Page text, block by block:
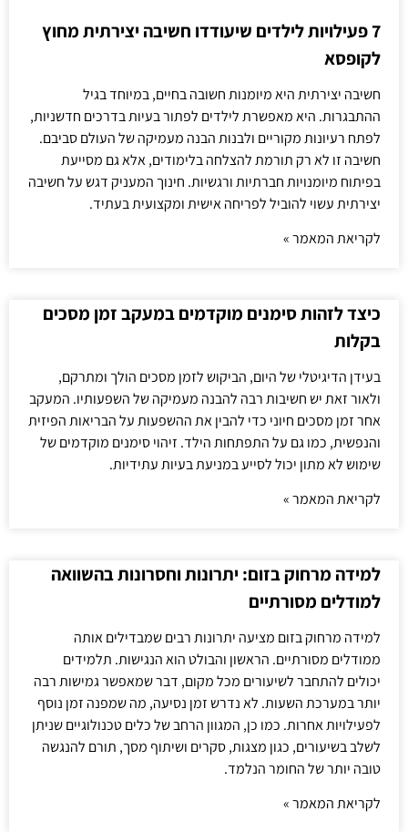
7 פעילויות לילדים שיעודדו חשיבה יצירתית מחוץ
לקופסא
חשיבה יצירתית היא מיומנות חשובה בחיים, במיוחד בגיל
ההתבגרות. היא מאפשרת לילדים לפתור בעיות בדרכים חדשניות,
לפתח רעיונות מקוריים ולבנות הבנה מעמיקה של העולם סביבם.
חשיבה זו לא רק תורמת להצלחה בלימודים, אלא גם מסייעת
בפיתוח מיומנויות חברתיות ורגשיות. חינוך המעניק דגש על חשיבה
יצירתית עשוי להוביל לפריחה אישית ומקצועית בעתיד.
לקריאת המאמר »
כיצד לזהות סימנים מוקדמים במעקב זמן מסכים
בקלות
בעידן הדיגיטלי של היום, הביקוש לזמן מסכים הולך ומתרקם,
ולאור זאת יש חשיבות רבה להבנה מעמיקה של השפעותיו. המעקב
אחר זמן מסכים חיוני כדי להבין את ההשפעות על הבריאות הפיזית
והנפשית, כמו גם על התפתחות הילד. זיהוי סימנים מוקדמים של
שימוש לא מתון יכול לסייע במניעת בעיות עתידיות.
לקריאת המאמר »
למידה מרחוק בזום: יתרונות וחסרונות בהשוואה
למודלים מסורתיים
למידה מרחוק בזום מציעה יתרונות רבים שמבדילים אותה
ממודלים מסורתיים. הראשון והבולט הוא הנגישות. תלמידים
יכולים להתחבר לשיעורים מכל מקום, דבר שמאפשר גמישות רבה
יותר במערכת השעות. לא נדרש זמן נסיעה, מה שמפנה זמן נוסף
לפעילויות אחרות. כמו כן, המגוון הרחב של כלים טכנולוגיים שניתן
לשלב בשיעורים, כגון מצגות, סקרים ושיתוף מסך, תורם להנגשה
טובה יותר של החומר הנלמד.
לקריאת המאמר »